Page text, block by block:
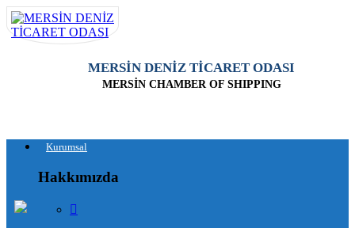
MERSİN DENİZ TİCARET ODASI
MERSİN CHAMBER OF SHIPPING
Kurumsal
Hakkımızda